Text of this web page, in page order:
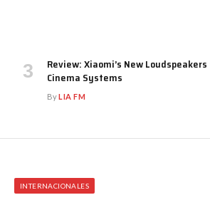
Review: Xiaomi’s New
Cinema Systems
ByLIA FM
INTERNACIONALES